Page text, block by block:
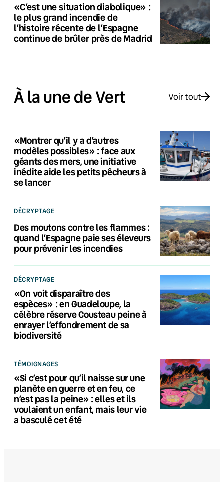
«C’est une situation diabolique» :
le plus grand incendie de
l’histoire récente de l’Espagne
continue de brûler près de Madrid
À la une de Vert Voir tout
«Montrer qu’il y a d’autres
modèles possibles» : face aux
géants des mers, une initiative
inédite aide les petits pêcheurs à
se lancer
DÉCRYPTAGE
Des moutons contre les flammes :
quand l’Espagne paie ses éleveurs
pour prévenir les incendies
DÉCRYPTAGE
«On voit disparaître des
espèces» : en Guadeloupe, la
célèbre réserve Cousteau peine à
enrayer l’effondrement de sa
biodiversité
TÉMOIGNAGES
«Si c’est pour qu’il naisse sur une
planète en guerre et en feu, ce
n’est pas la peine» : elles et ils
voulaient un enfant, mais leur vie
a basculé cet été